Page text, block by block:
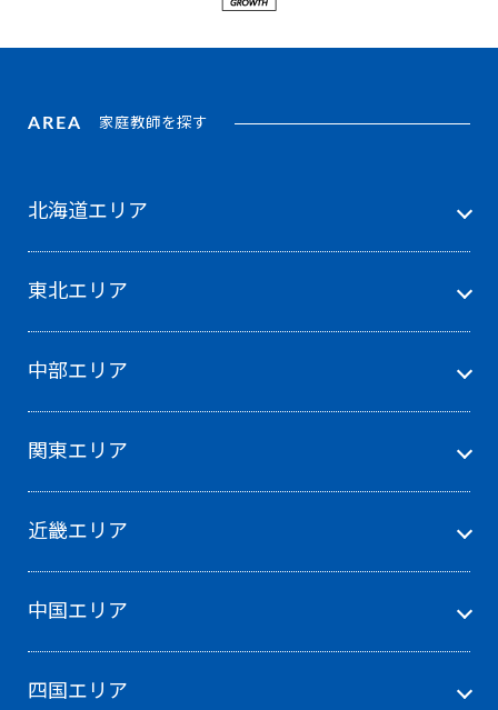
AREA 家庭教師を探す
北海道エリア
東北エリア
中部エリア
関東エリア
近畿エリア
中国エリア
四国エリア